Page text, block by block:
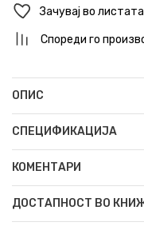
Зачувај во
Спореди го
ОПИС
СПЕЦИФИКАЦИЈА
КОМЕНТАРИ
ДОСТАПНОСТ ВО